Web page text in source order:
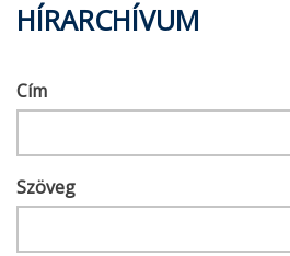
HÍRARCHÍVUM
Cím
Szöveg